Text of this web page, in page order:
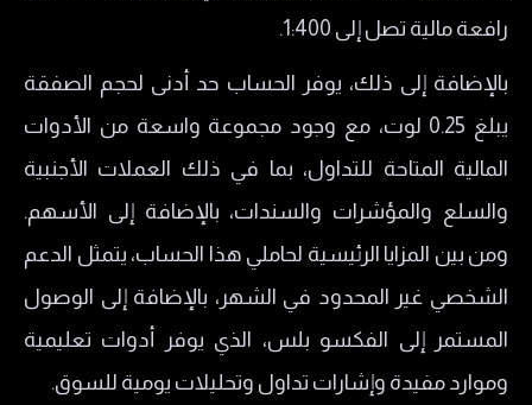
رافعة مالية تصل إلى 1:400.
بالإضافة إلى ذلك، يوفر الحساب حد أدنى لحجم الصفقة
يبلغ 0.25 لوت، مع وجود مجموعة واسعة من الأدوات
المالية المتاحة للتداول، بما في ذلك العملات الأجنبية
والسلع والمؤشرات والسندات، بالإضافة إلى الأسهم.
ومن بين المزايا الرئيسية لحاملي هذا الحساب، يتمثل الدعم
الشخصي غير المحدود في الشهر، بالإضافة إلى الوصول
المستمر إلى الفكسو بلس، الذي يوفر أدوات تعليمية
وموارد مفيدة وإشارات تداول وتحليلات يومية للسوق.